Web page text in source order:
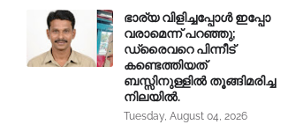
ഭാര്യ വിളിച്ചപ്പോള്‍ ഇപ്പോ
വരാമെന്ന് പറഞ്ഞു;
ഡ്രൈവറെ പിന്നീട്
കണ്ടെത്തിയത്
ബസ്സിനുള്ളില്‍ തൂങ്ങിമരിച്ച
നിലയിൽ.
Tuesday, August 04, 2026